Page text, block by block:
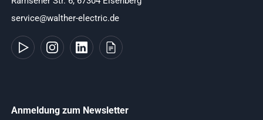
service@walther-electric.de
Anmeldung zum Newsletter